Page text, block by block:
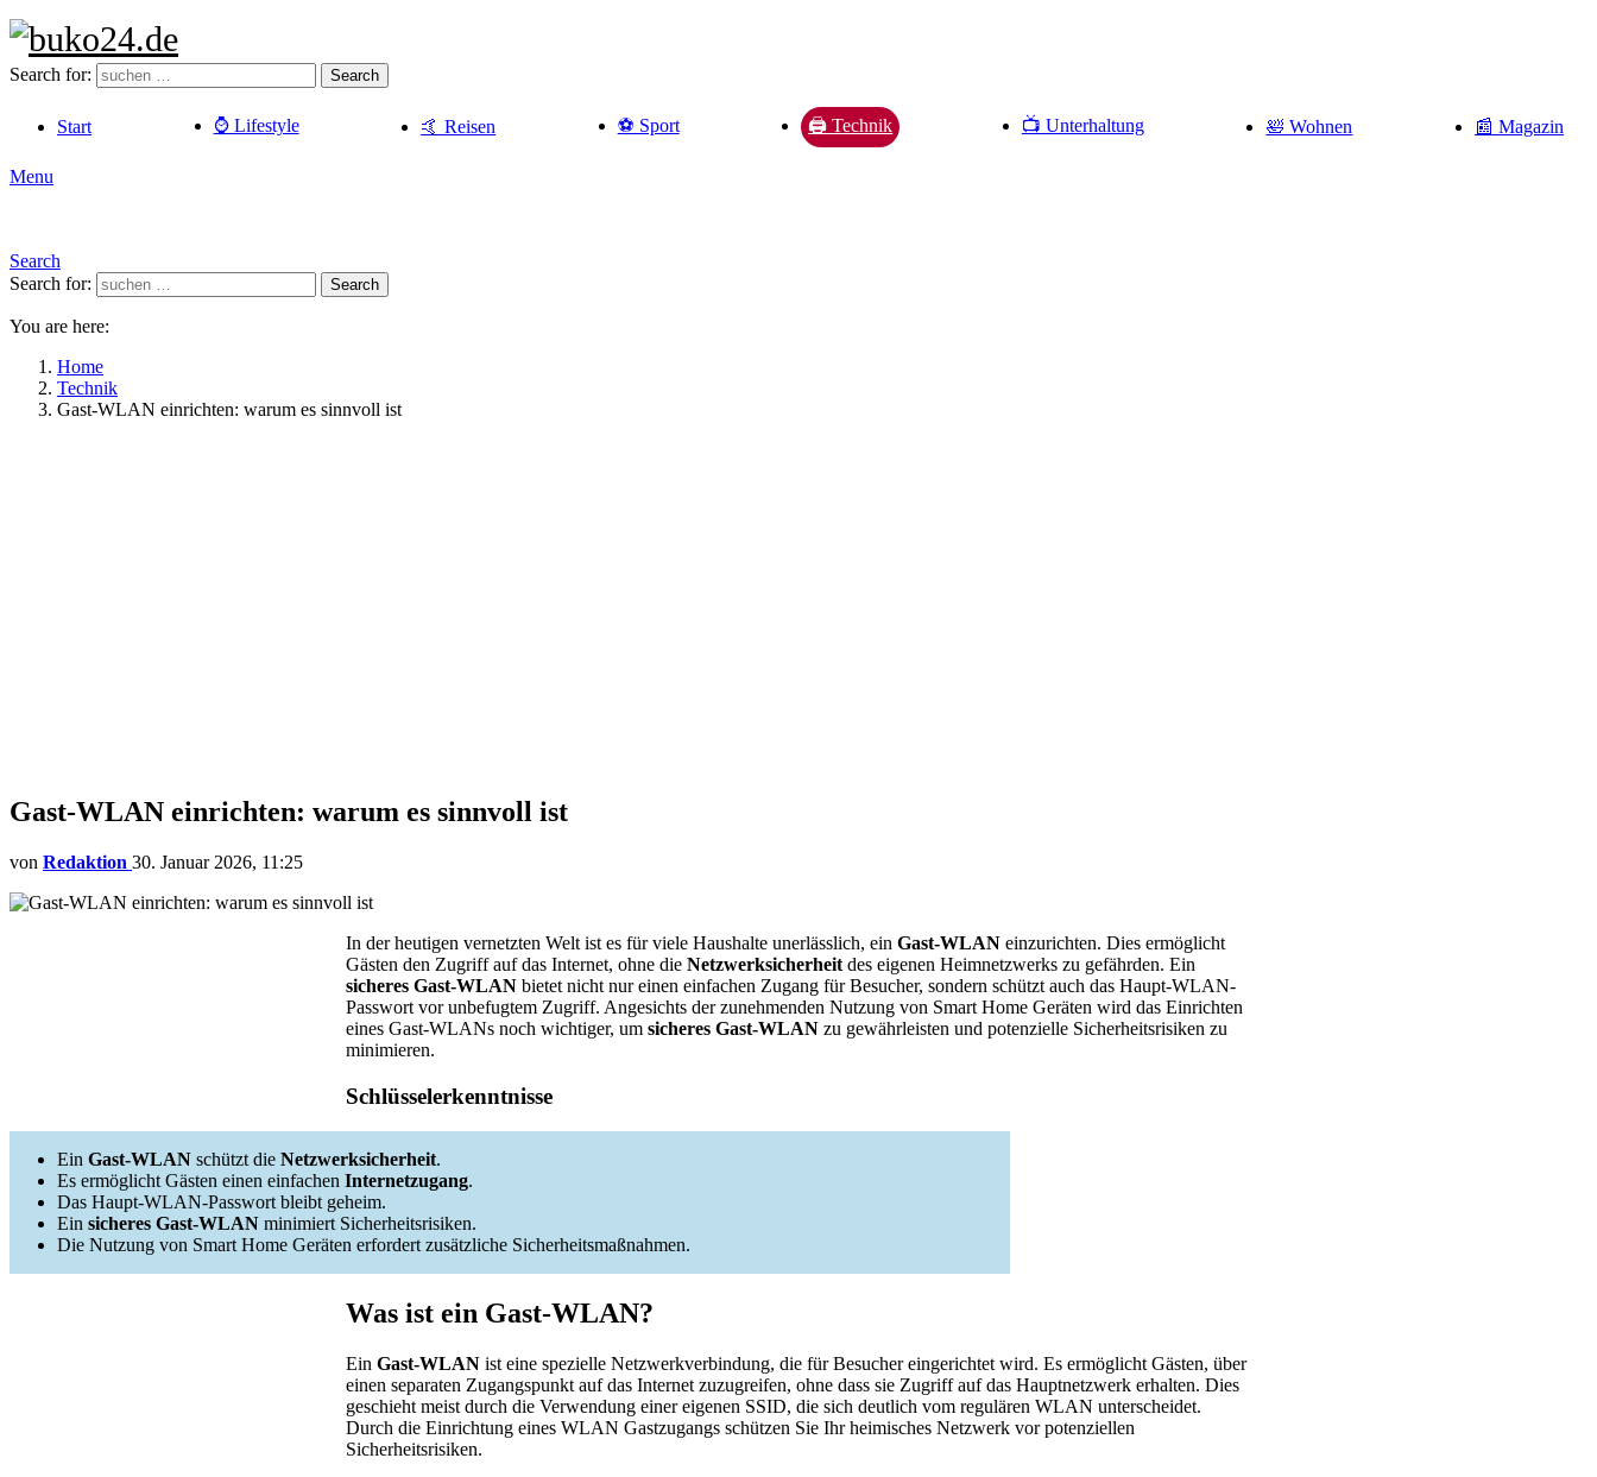
Search for: Search
Start ⌚️ Lifestyle 🤙 Reisen ⚽️ Sport 🖨️ Technik 📺 Unterhaltung 🛀 Wohnen 📰 Magazin
Menu
Search
Search for:
Search
You are here:
Home
Technik
Gast-WLAN einrichten: warum es sinnvoll ist
Gast-WLAN einrichten: warum es sinnvoll ist
von Redaktion 30. Januar 2026, 11:25
In der heutigen vernetzten Welt ist es für viele Haushalte unerlässlich, ein Gast-WLAN einzurichten. Dies ermöglicht
Gästen den Zugriff auf das Internet, ohne die Netzwerksicherheit des eigenen Heimnetzwerks zu gefährden. Ein
sicheres Gast-WLAN bietet nicht nur einen einfachen Zugang für Besucher, sondern schützt auch das Haupt-WLAN-
Passwort vor unbefugtem Zugriff. Angesichts der zunehmenden Nutzung von Smart Home Geräten wird das Einrichten
eines Gast-WLANs noch wichtiger, um sicheres Gast-WLAN zu gewährleisten und potenzielle Sicherheitsrisiken zu
minimieren.
Schlüsselerkenntnisse
Ein Gast-WLAN schützt die Netzwerksicherheit.
Es ermöglicht Gästen einen einfachen Internetzugang.
Das Haupt-WLAN-Passwort bleibt geheim.
Ein sicheres Gast-WLAN minimiert Sicherheitsrisiken.
Die Nutzung von Smart Home Geräten erfordert zusätzliche Sicherheitsmaßnahmen.
Was ist ein Gast-WLAN?
Ein Gast-WLAN ist eine spezielle Netzwerkverbindung, die für Besucher eingerichtet wird. Es ermöglicht Gästen, über
einen separaten Zugangspunkt auf das Internet zuzugreifen, ohne dass sie Zugriff auf das Hauptnetzwerk erhalten. Dies
geschieht meist durch die Verwendung einer eigenen SSID, die sich deutlich vom regulären WLAN unterscheidet.
Durch die Einrichtung eines WLAN Gastzugangs schützen Sie Ihr heimisches Netzwerk vor potenziellen
Sicherheitsrisiken.